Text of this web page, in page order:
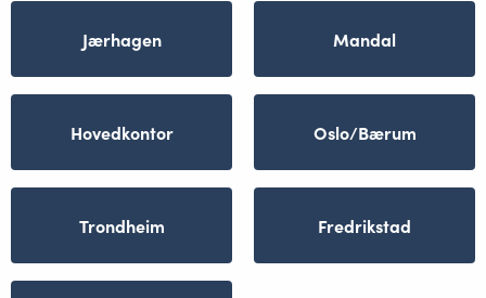
Jærhagen Mandal
Hovedkontor Oslo/Bærum
Trondheim Fredrikstad